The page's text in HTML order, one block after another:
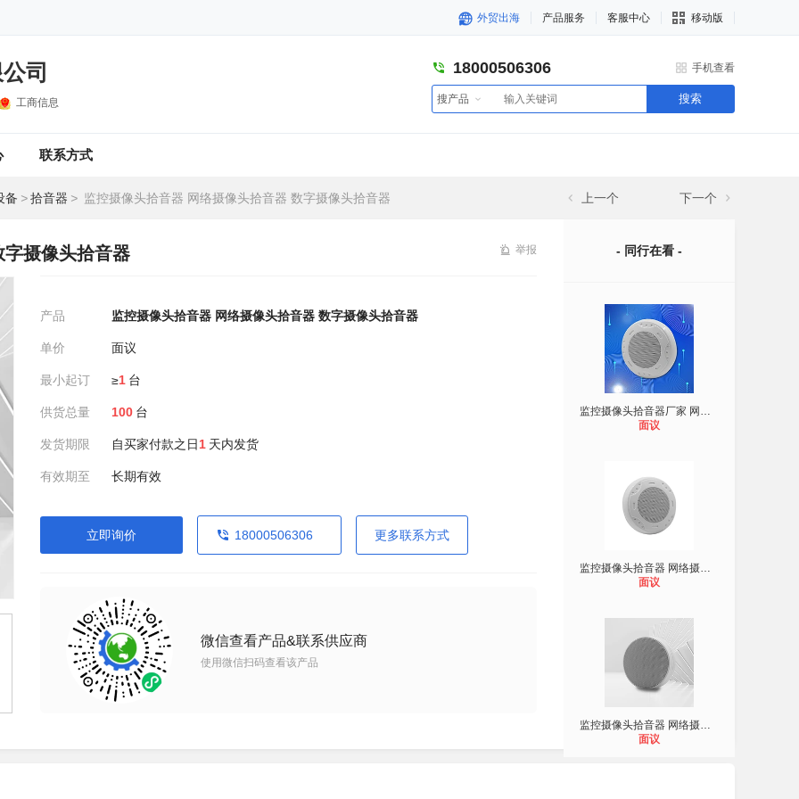
外贸出海 产品服务 客服中心 移动版
司
工商信息
18000506306 手机查看
搜产品 搜索
联系方式
备 >拾音器 > 监控摄像头拾音器 网络摄像头拾音器 数字摄像头拾音器 上一个 下一个
摄像头拾音器 举报
产品 监控摄像头拾音器 网络摄像头拾音器 数字摄像头拾音器
单价 面议
最小起订 ≥1 台
供货总量 100 台
发货期限 自买家付款之日1 天内发货
有效期至 长期有效
立即询价 18000506306 更多联系方式
微信查看产品&联系供应商
使用微信扫码查看该产品
- 同行在看 -
监控摄像头拾音器厂家 网络摄像头拾
面议
监控摄像头拾音器 网络摄像头拾音器
面议
监控摄像头拾音器 网络摄像头拾音器
面议